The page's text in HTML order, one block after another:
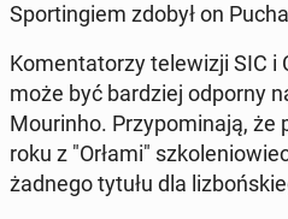
Spor­tin­giem zdobył on
Ko­men­ta­to­rzy te­le­wi­zji SIC i
może być bar­dziej odporny
Mo­urin­ho. Przy­po­mi­na­ją, że
roku z "Orłami"
żadnego tytułu dla